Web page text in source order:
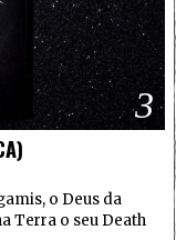
3
o Deus da
Terra o seu Death